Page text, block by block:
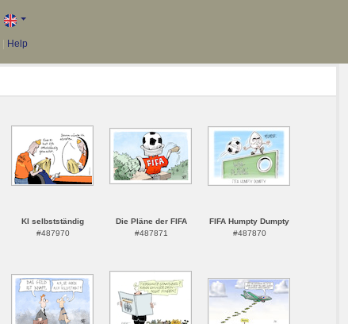
Help
KI selbstständig
#487970
Die Pläne der FIFA
#487871
FIFA Humpty Dumpty
#487870